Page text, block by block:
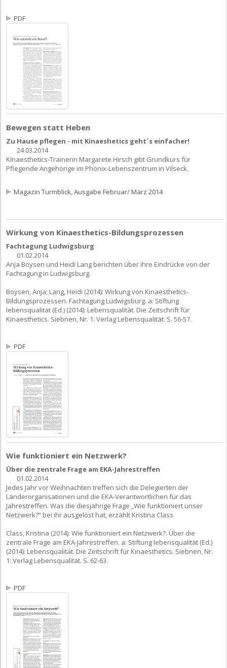
PDF
Bewegen statt Heben
Zu Hause pflegen - mit Kinaeshetics geht´s einfacher!
24.03.2014
Kinaesthetics-Trainerin Margarete Hirsch gibt Grundkurs für
Pflegende Angehörige im Phönix-Lebenszentrum in Vilseck.
Magazin Turmblick, Ausgabe Februar/ März 2014
Wirkung von Kinaesthetics-Bildungsprozessen
Fachtagung Ludwigsburg
01.02.2014
Anja Boysen und Heidi Lang berichten über ihre Eindrücke von der
Fachtagung in Ludwigsburg.
Boysen, Anja; Lang, Heidi (2014): Wirkung von Kinaesthetics-
Bildungsprozessen. Fachtagung Ludwigsburg. a: Stiftung
lebensqualität (Ed.) (2014): Lebensqualität. Die Zeitschrift für
Kinaesthetics. Siebnen, Nr. 1: Verlag Lebensqualität. S. 56-57.
PDF
Wie funktioniert ein Netzwerk?
Über die zentrale Frage am EKA-Jahrestreffen
01.02.2014
Jedes Jahr vor Weihnachten treffen sich die Delegierten der
Länderorganisationen und die EKA-Verantwortlichen für das
Jahrestreffen. Was die diesjährige Frage „Wie funktioniert unser
Netzwerk?“ bei ihr ausgelöst hat, erzählt Kristina Class.
Class, Kristina (2014): Wie funktioniert ein Netzwerk?. Über die
zentrale Frage am EKA-Jahrestreffen. a: Stiftung lebensqualität (Ed.)
(2014): Lebensqualität. Die Zeitschrift für Kinaesthetics. Siebnen, Nr.
1: Verlag Lebensqualität. S. 62-63.
PDF